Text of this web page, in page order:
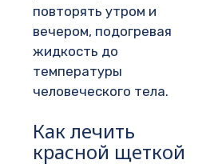
повторять утром и
вечером, подогревая
жидкость до
температуры
человеческого тела.
Как лечить
красной щеткой